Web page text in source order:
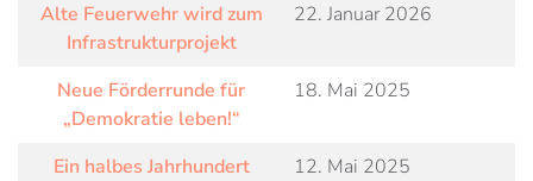
Alte Feuerwehr wird zum
Infrastrukturprojekt
22. Januar 2026
Neue Förderrunde für
„Demokratie leben!“
18. Mai 2025
Ein halbes Jahrhundert
12. Mai 2025